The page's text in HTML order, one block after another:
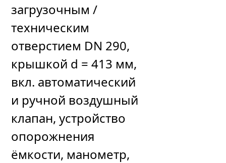
загрузочным /
техническим
отверстием DN 290,
крышкой d = 413 мм,
вкл. автоматический
и ручной воздушный
клапан, устройство
опорожнения
ёмкости, манометр,